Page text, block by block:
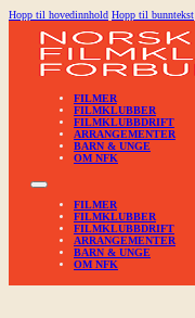
Hopp til hovedinnhold Hopp til bunntekst
FILMER
FILMKLUBBER
FILMKLUBBDRIFT
ARRANGEMENTER
BARN & UNGE
OM NFK
FILMER
FILMKLUBBER
FILMKLUBBDRIFT
ARRANGEMENTER
BARN & UNGE
OM NFK